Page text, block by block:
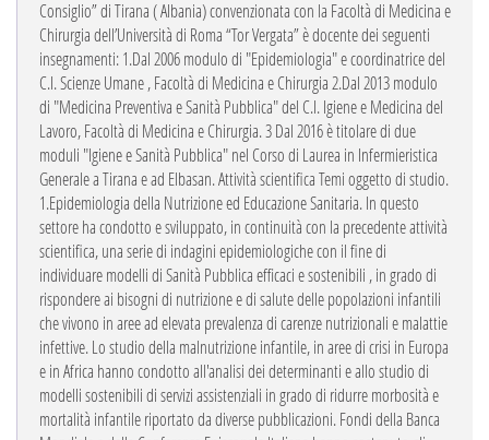
Consiglio” di Tirana ( Albania) convenzionata con la Facoltà di Medicina e
Chirurgia dell’Università di Roma “Tor Vergata” è docente dei seguenti
insegnamenti:1.Dal 2006 modulo di "Epidemiologia" e coordinatrice del
C.I. Scienze Umane , Facoltà di Medicina e Chirurgia 2.Dal 2013 modulo
di "Medicina Preventiva e Sanità Pubblica" del C.I. Igiene e Medicina del
Lavoro, Facoltà di Medicina e Chirurgia.3 Dal 2016 è titolare di due
moduli "Igiene e Sanità Pubblica" nel Corso di Laurea in Infermieristica
Generale a Tirana e ad Elbasan.Attività scientificaTemi oggetto di studio.
1.Epidemiologia della Nutrizione ed Educazione Sanitaria. In questo
settore ha condotto e sviluppato, in continuità con la precedente attività
scientifica, una serie di indagini epidemiologiche con il fine di
individuare modelli di Sanità Pubblica efficaci e sostenibili , in grado di
rispondere ai bisogni di nutrizione e di salute delle popolazioni infantili
che vivono in aree ad elevata prevalenza di carenze nutrizionali e malattie
infettive. Lo studio della malnutrizione infantile, in aree di crisi in Europa
e in Africa hanno condotto all'analisi dei determinanti e allo studio di
modelli sostenibili di servizi assistenziali in grado di ridurre morbosità e
mortalità infantile riportato da diverse pubblicazioni. Fondi della Banca